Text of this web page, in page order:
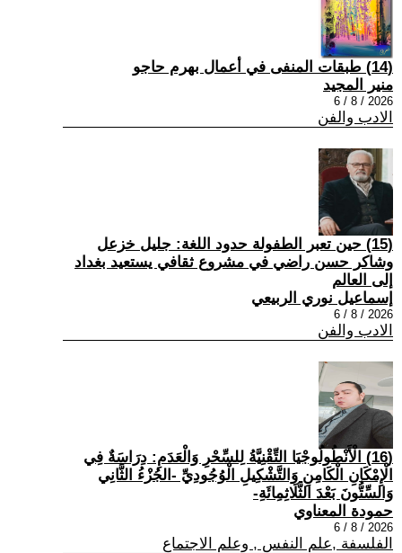
(14) طبقات المنفى في أعمال بهرم حاجو
منير المجيد
2026 / 8 / 6
الادب والفن
(15) حين تعبر الطفولة حدود اللغة: جليل خزعل
وشاكر حسن راضي في مشروع ثقافي يستعيد بغداد
إلى العالم
إسماعيل نوري الربيعي
2026 / 8 / 6
الادب والفن
(16) الْأَنْطُولُوجْيَا التِّقْنِيَّةُ لِلسِّحْرِ وَالْعَدَمِ: دِرَاسَةٌ فِي
الْإِمْكَانِ الْكَامِنِ وَالتَّشْكِيلِ الْوُجُودِيِّ -الجُزْءُ الثَّانِي
وَالسِّتُّونَ بَعْدَ الثَّلَاثِمِائَةِ-
حمودة المعناوي
2026 / 8 / 6
الفلسفة ,علم النفس , وعلم الاجتماع